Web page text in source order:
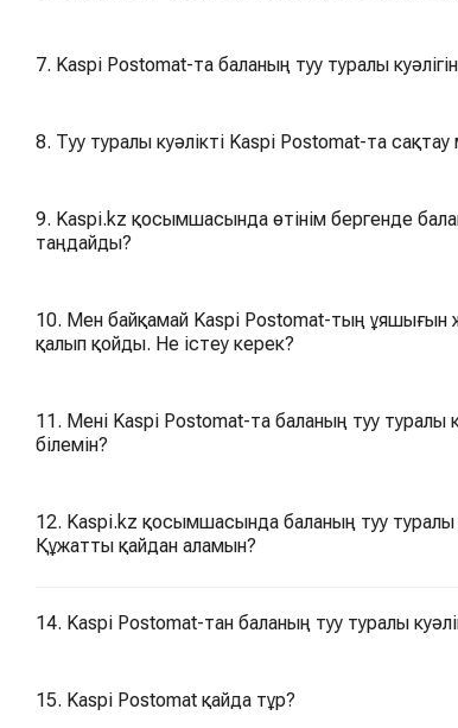
7. Kaspi Postomat-та баланың туу туралы
8. Туу туралы куәлікті Kaspi Postomat-та сақтау
9. Kaspi.kz қосымшасында өтінім бергенде
таңдайды?
10. Мен байқамай Kaspi Postomat-тың ұяшығын
қалып қойды. Не істеу керек?
11. Мені Kaspi Postomat-та баланың туу туралы
білемін?
12. Kaspi.kz қосымшасында баланың туу туралы
Құжатты қайдан аламын?
14. Kaspi Postomat-тан баланың туу туралы
15. Kaspi Postomat қайда тұр?